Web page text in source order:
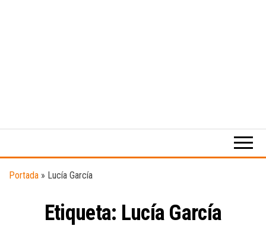
digital
música.
Portada » Lucía García
Etiqueta: Lucía García